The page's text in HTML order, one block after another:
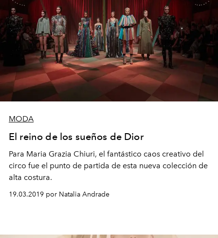
MODA
El reino de los sueños de Dior
Para Maria Grazia Chiuri, el fantástico caos creativo del
circo fue el punto de partida de esta nueva colección de
alta costura.
19.03.2019 por Natalia Andrade